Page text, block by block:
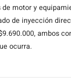
motor y
de inyección
ambos
ocurra.